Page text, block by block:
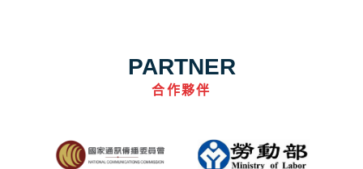
PARTNER
合作夥伴